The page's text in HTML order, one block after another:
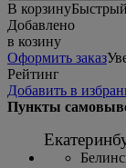
В корзинуБыстрый
Добавлено
в козину
Оформить заказ
Рейтинг
Добавить в
Пункты